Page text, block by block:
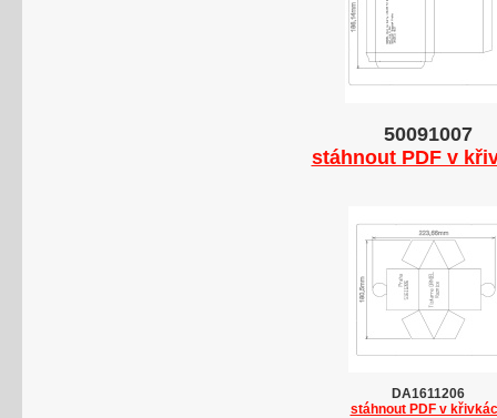
50091007
stáhnout PDF v
DA1611206
stáhnout PDF v